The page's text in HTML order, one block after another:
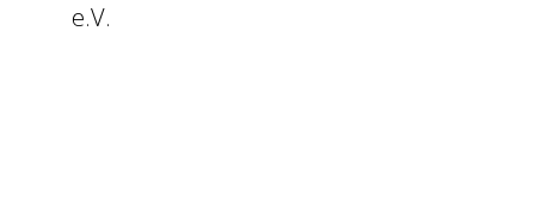
e.V.